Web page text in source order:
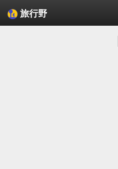
旅行野